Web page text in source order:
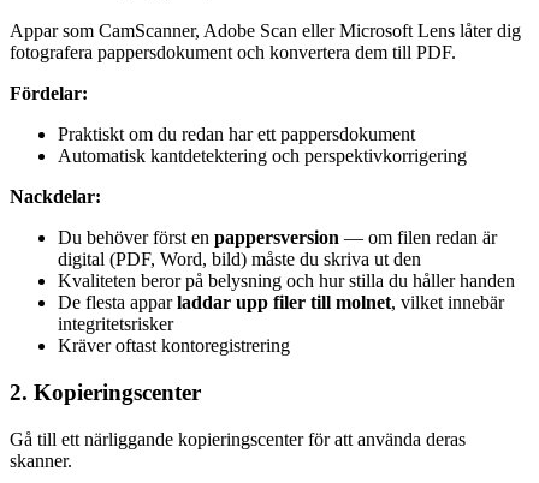
Appar som CamScanner, Adobe Scan eller Microsoft Lens låter dig
fotografera pappersdokument och konvertera dem till PDF.
Fördelar:
Praktiskt om du redan har ett pappersdokument
Automatisk kantdetektering och perspektivkorrigering
Nackdelar:
Du behöver först en pappersversion — om filen redan är
digital (PDF, Word, bild) måste du skriva ut den
Kvaliteten beror på belysning och hur stilla du håller handen
De flesta apparladdar upp filer till molnet, vilket innebär
integritetsrisker
Kräver oftast kontoregistrering
2. Kopieringscenter
Gå till ett närliggande kopieringscenter för att använda deras
skanner.